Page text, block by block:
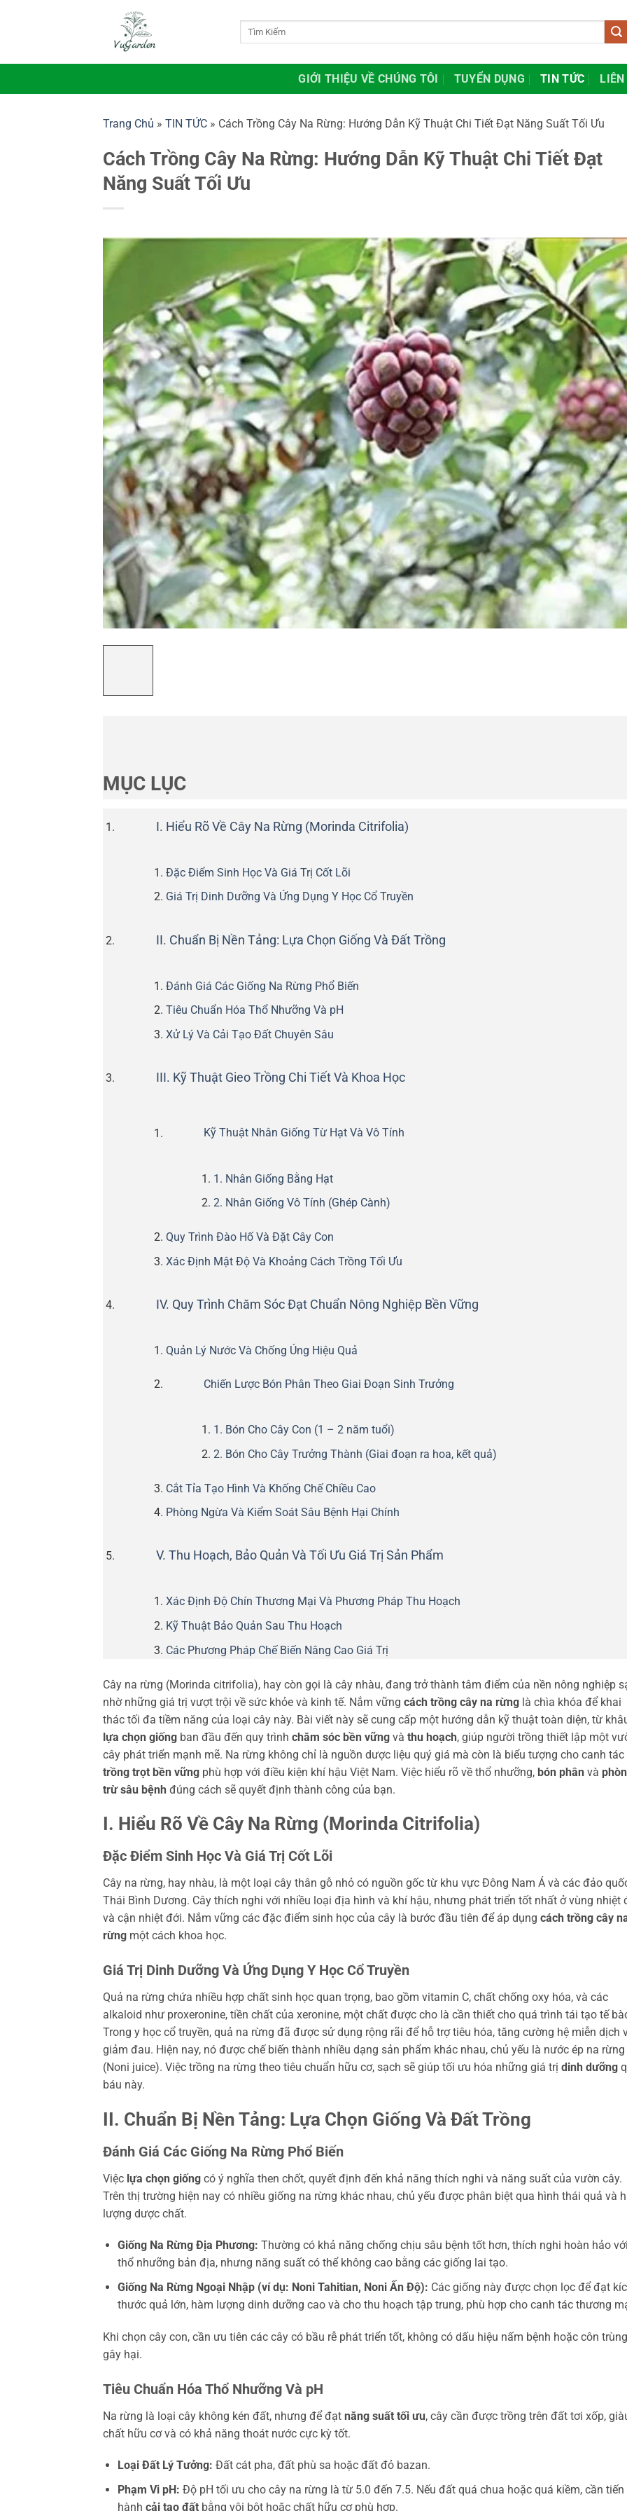
dung
GIỚI THIỆU VỀ CHÚNG TÔI TUYỂN DỤNG TIN TỨC LIÊN
Trang Chủ » TIN TỨC » Cách Trồng Cây Na Rừng: Hướng Dẫn Kỹ Thuật Chi Tiết Đạt Năng Suất Tối Ưu
Cách Trồng Cây Na Rừng: Hướng Dẫn Kỹ Thuật Chi Tiết Đạt
Năng Suất Tối Ưu
MỤC LỤC
I. Hiểu Rõ Về Cây Na Rừng (Morinda Citrifolia)
Đặc Điểm Sinh Học Và Giá Trị Cốt Lõi
Giá Trị Dinh Dưỡng Và Ứng Dụng Y Học Cổ Truyền
II. Chuẩn Bị Nền Tảng: Lựa Chọn Giống Và Đất Trồng
Đánh Giá Các Giống Na Rừng Phổ Biến
Tiêu Chuẩn Hóa Thổ Nhưỡng Và pH
Xử Lý Và Cải Tạo Đất Chuyên Sâu
III. Kỹ Thuật Gieo Trồng Chi Tiết Và Khoa Học
Kỹ Thuật Nhân Giống Từ Hạt Và Vô Tính
1. Nhân Giống Bằng Hạt
2. Nhân Giống Vô Tính (Ghép Cành)
Quy Trình Đào Hố Và Đặt Cây Con
Xác Định Mật Độ Và Khoảng Cách Trồng Tối Ưu
IV. Quy Trình Chăm Sóc Đạt Chuẩn Nông Nghiệp Bền Vững
Quản Lý Nước Và Chống Úng Hiệu Quả
Chiến Lược Bón Phân Theo Giai Đoạn Sinh Trưởng
1. Bón Cho Cây Con (1 – 2 năm tuổi)
2. Bón Cho Cây Trưởng Thành (Giai đoạn ra hoa, kết quả)
Cắt Tỉa Tạo Hình Và Khống Chế Chiều Cao
Phòng Ngừa Và Kiểm Soát Sâu Bệnh Hại Chính
V. Thu Hoạch, Bảo Quản Và Tối Ưu Giá Trị Sản Phẩm
Xác Định Độ Chín Thương Mại Và Phương Pháp Thu Hoạch
Kỹ Thuật Bảo Quản Sau Thu Hoạch
Các Phương Pháp Chế Biến Nâng Cao Giá Trị
Cây na rừng (Morinda citrifolia), hay còn gọi là cây nhàu, đang trở thành tâm điểm của nền nông nghiệp
nhờ những giá trị vượt trội về sức khỏe và kinh tế. Nắm vững cách trồng cây na rừng là chìa khóa để khai
thác tối đa tiềm năng của loại cây này. Bài viết này sẽ cung cấp một hướng dẫn kỹ thuật toàn diện, từ
lựa chọn giống ban đầu đến quy trình chăm sóc bền vững và thu hoạch, giúp người trồng thiết lập một
cây phát triển mạnh mẽ. Na rừng không chỉ là nguồn dược liệu quý giá mà còn là biểu tượng cho canh tác
trồng trọt bền vững phù hợp với điều kiện khí hậu Việt Nam. Việc hiểu rõ về thổ nhưỡng, bón phân và
trừ sâu bệnh đúng cách sẽ quyết định thành công của bạn.
I. Hiểu Rõ Về Cây Na Rừng (Morinda Citrifolia)
Đặc Điểm Sinh Học Và Giá Trị Cốt Lõi
Cây na rừng, hay nhàu, là một loại cây thân gỗ nhỏ có nguồn gốc từ khu vực Đông Nam Á và các đảo
Thái Bình Dương. Cây thích nghi với nhiều loại địa hình và khí hậu, nhưng phát triển tốt nhất ở vùng nhiệt
và cận nhiệt đới. Nắm vững các đặc điểm sinh học của cây là bước đầu tiên để áp dụng cách trồng cây
rừng một cách khoa học.
Giá Trị Dinh Dưỡng Và Ứng Dụng Y Học Cổ Truyền
Quả na rừng chứa nhiều hợp chất sinh học quan trọng, bao gồm vitamin C, chất chống oxy hóa, và các
alkaloid như proxeronine, tiền chất của xeronine, một chất được cho là cần thiết cho quá trình tái tạo tế
Trong y học cổ truyền, quả na rừng đã được sử dụng rộng rãi để hỗ trợ tiêu hóa, tăng cường hệ miễn dịch
giảm đau. Hiện nay, nó được chế biến thành nhiều dạng sản phẩm khác nhau, chủ yếu là nước ép na rừng
(Noni juice). Việc trồng na rừng theo tiêu chuẩn hữu cơ, sạch sẽ giúp tối ưu hóa những giá trị dinh dưỡng
báu này.
II. Chuẩn Bị Nền Tảng: Lựa Chọn Giống Và Đất Trồng
Đánh Giá Các Giống Na Rừng Phổ Biến
Việc lựa chọn giống có ý nghĩa then chốt, quyết định đến khả năng thích nghi và năng suất của vườn cây.
Trên thị trường hiện nay có nhiều giống na rừng khác nhau, chủ yếu được phân biệt qua hình thái quả và
lượng dược chất.
Giống Na Rừng Địa Phương: Thường có khả năng chống chịu sâu bệnh tốt hơn, thích nghi hoàn hảo với
thổ nhưỡng bản địa, nhưng năng suất có thể không cao bằng các giống lai tạo.
Giống Na Rừng Ngoại Nhập (ví dụ: Noni Tahitian, Noni Ấn Độ): Các giống này được chọn lọc để đạt
thước quả lớn, hàm lượng dinh dưỡng cao và cho thu hoạch tập trung, phù hợp cho canh tác thương
Khi chọn cây con, cần ưu tiên các cây có bầu rễ phát triển tốt, không có dấu hiệu nấm bệnh hoặc côn trùng
gây hại.
Tiêu Chuẩn Hóa Thổ Nhưỡng Và pH
Na rừng là loại cây không kén đất, nhưng để đạt năng suất tối ưu, cây cần được trồng trên đất tơi xốp,
chất hữu cơ và có khả năng thoát nước cực kỳ tốt.
Loại Đất Lý Tưởng: Đất cát pha, đất phù sa hoặc đất đỏ bazan.
Phạm Vi pH: Độ pH tối ưu cho cây na rừng là từ 5.0 đến 7.5. Nếu đất quá chua hoặc quá kiềm, cần tiến
hành cải tạo đấtbằng vôi bột hoặc chất hữu cơ phù hợp.